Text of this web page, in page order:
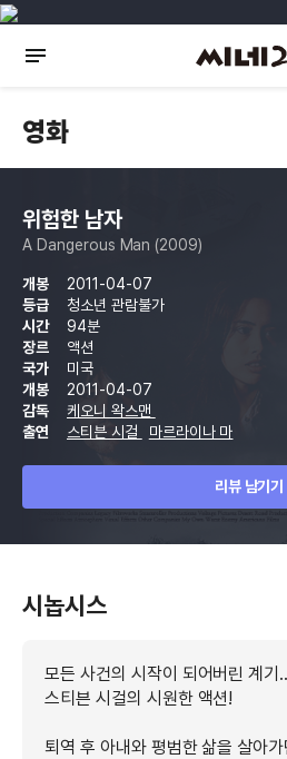
영화
위험한 남자
A Dangerous Man (2009)
개봉
2011-04-07
등급
청소년 관람불가
시간
94분
장르
액션
국가
미국
개봉
2011-04-07
감독
케오니 왁스맨
출연
스티븐 시걸 마르라이나 마
리뷰 남기기
시놉시스
모든 사건의 시작이 되어버린 계기
스티븐 시걸의 시원한 액션!
퇴역 후 아내와 평범한 삶을 살아